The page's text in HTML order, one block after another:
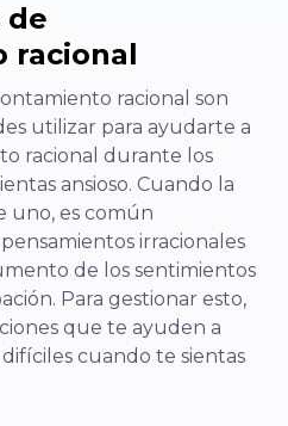
de
racional
racional son
utilizar para ayudarte a
racional durante los
ansioso. Cuando la
uno, es común
irracionales
de los sentimientos
Para gestionar esto,
que te ayuden a
cuando te sientas